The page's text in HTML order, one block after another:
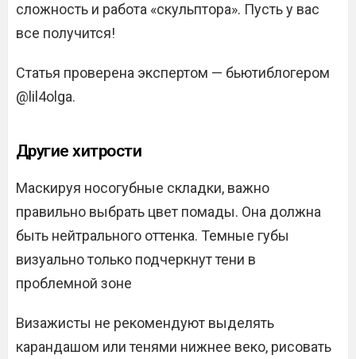
сложность и работа «скульптора». Пусть у вас
все получится!
Статья проверена экспертом — бьютиблогером
@lil4olga.
Другие хитрости
Маскируя носогубные складки, важно
правильно выбрать цвет помады. Она должна
быть нейтрального оттенка. Темные губы
визуально только подчеркнут тени в
проблемной зоне
Визажисты не рекомендуют выделять
карандашом или тенями нижнее веко, рисовать